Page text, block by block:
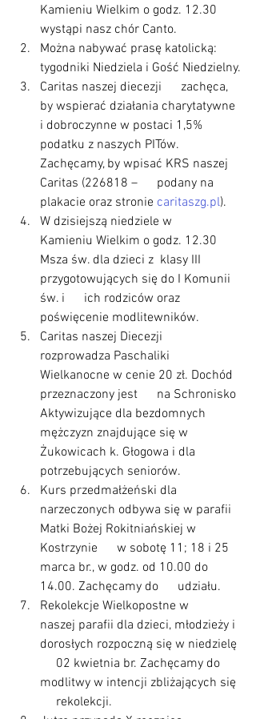
Kamieniu Wielkim o godz. 12.30
wystąpi nasz chór Canto.
Można nabywać prasę katolicką:
tygodniki Niedziela i Gość Niedzielny.
Caritas naszej diecezji      zachęca,
by wspierać działania charytatywne
i dobroczynne w postaci 1,5%
podatku z naszych PITów.
Zachęcamy, by wpisać KRS naszej
Caritas (226818 –      podany na
plakacie oraz stronie caritaszg.pl).
W dzisiejszą niedziele w
Kamieniu Wielkim o godz. 12.30
Msza św. dla dzieci z  klasy III
przygotowujących się do I Komunii
św. i      ich rodziców oraz
poświęcenie modlitewników.
Caritas naszej Diecezji
rozprowadza Paschaliki
Wielkanocne w cenie 20 zł. Dochód
przeznaczony jest      na Schronisko
Aktywizujące dla bezdomnych
mężczyzn znajdujące się w
Żukowicach k. Głogowa i dla
potrzebujących seniorów.
Kurs przedmałżeński dla
narzeczonych odbywa się w parafii
Matki Bożej Rokitniańskiej w
Kostrzynie      w sobotę 11; 18 i 25
marca br., w godz. od 10.00 do
14.00. Zachęcamy do      udziału.
Rekolekcje Wielkopostne w
naszej parafii dla dzieci, młodzieży i
dorosłych rozpoczną się w niedzielę
     02 kwietnia br. Zachęcamy do
modlitwy w intencji zbliżających się
     rekolekcji.